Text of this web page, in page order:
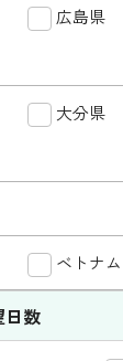
広島県
大分県
ベトナム
日数
島根県
佐賀県
UAE